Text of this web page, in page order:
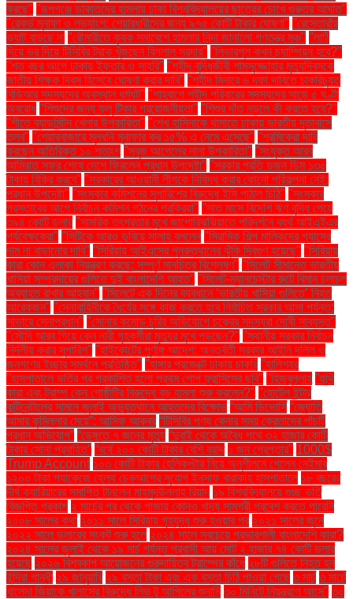
করছে" "রূপগঞ্জে ডাকাতদের হামলায় ঢাকা বিশ্ববিদ্যালয়ের ছাত্রের চোখে গুরুতর আঘাত"
"রেকর্ড মুনাফা ও লভ্যাংশ: শেয়ারধারীদের জন্য ৯৭৫ কোটি টাকার ঘোষণা" "রেস্তোরাঁয়
ভ্যাট বাড়ছে না "রৌমারীতে কৃষক সমাবেশে হামলার নিন্দা জানালো গণতন্ত্র মঞ্চ" "লাঠি
দিয়ে ভর দিয়ে টিসিবির ট্রাক খুঁজছেন বিল্লাল সরদার" "লিভারপুল কখন চ্যাম্পিয়ন হবে?"
"শত বছর আগে ঢাকায় ইফতার ও সাহ্‌রি" "শহীদ বুদ্ধিজীবী শামসুজ্জোহার মৃত্যুদিবসকে
জাতীয় শিক্ষক দিবস হিসেবে ঘোষণা করার দাবি" "শহীদ মিনারে ৬ দফা দাবিতে চাকরিচ্যুত
বিডিআর সদস্যদের অবস্থান ধর্মঘট" "শাহবাগে শহীদ পরিবারের সদস্যদের সাড়ে ৫ ঘণ্টা
অবরোধ "শিশুদের জন্য ফ্লু টিকার প্রয়োজনীয়তা" "শিশুর দাঁত নড়লে কী করতে হবে?"
"শীতে ব্যাডমিন্টন খেলার উপকারিতা" "শেখ হাসিনাকে থামাতে ঢাকায় ভারতীয় দূতাবাসে
তলব" "শেয়ারবাজারে মূলধনি মুনাফার কর ১৫% এ নেমে এসেছে" "শ্রমিকেরা দাবি
করছেন অতিরিক্ত ১০ শতাংশ "সবুজ আপেলের নানা উপকারিতা" "সংযুক্ত আরব
আমিরাত সফর শেষে দেশে ফিরলেন প্রধান উপদেষ্টা" "সরকার প্রতি ডজন ডিম ১৩০
টাকায় বিক্রি করবে" "সরকারের আওয়ামী লীগকে নিষিদ্ধ করার কোনো পরিকল্পনা নেই:
প্রধান উপদেষ্টা" "সংস্কার কমিশনের সুপারিশের বিরুদ্ধে ইসি পাঠাল চিঠি" "সংস্কার
প্রস্তাবের আগে নির্বাচন কমিশন গঠনের প্রক্রিয়া" "সাত মাসে বিদেশি ঋণ বৃদ্ধি পেয়ে
৩৯৪ কোটি ডলার "সামরিক তৎপরতার মুখে জাপোরিঝঝিয়াতে পরিদর্শনে ব্যর্থ আইএইএর
পর্যবেক্ষকেরা" "সিটিকে আরও ডুবিয়ে সালাহ বললেন "সিরামিক শিল্প মালিকদের গ্যাসের
দাম না বাড়ানোর দাবি" "সিরিয়ায় আইএসের পুনরুত্থানের ঝুঁকি দ্বিগুণ হয়েছে" "সিরিয়ায়
কারা কোন এলাকা নিয়ন্ত্রণ করছে: সম্পূর্ণ মানচিত্র বিশ্লেষণ" "সিলেট সীমান্তে ভারতীয়
খাসিয়া সম্প্রদায়ের গুলিতে দুই বাংলাদেশি আহত" "সিলেট-ম্যানচেস্টার রুটে বিমান চলাচল
অব্যাহত রাখার আহ্বান" "সিলেটে এক দিনের ব্যবধানে ‘ভারতীয় খাসিয়া গু‌লিতে’ নিহত
আরেকজন" "সেনাবাহিনীকে ধৈর্যের সঙ্গে কাজ করতে হবে নির্বাচিত সরকার আসা পর্যন্ত:
সাভারে সেনাপ্রধান" "সোনার কমোড চুরির অভিযোগে চক্রের সদস্যরা দোষী সাব্যস্ত"
"সৌদি আরব গিয়ে কেন নারী গৃহকর্মীরা মৃত্যুর মুখে পড়ছেন?" "স্থানীয় সরকার নির্বাচন
নির্দলীয় করার সুপারিশ" "হাইকোর্টের পূর্ণাঙ্গ আদেশ: অন্তর্বর্তী সরকার আইনি দলিল ও
জনগণের ইচ্ছার সমর্থনে প্রতিষ্ঠিত" "হাঙ্গার প্রজেক্টে ঢাকায় চাকরি "হালিশহর
"হাসপাতালে ভর্তির পর প্রকাশিত হলো প্রথম পোপ ফ্রান্সিসের ছবি" "হিজবুল্লাহ "হুথি
কারা এবং ট্রাম্প কেন গোষ্ঠীটির বিরুদ্ধে বড় হামলা শুরু করলেন?" "হোটেল ইন্টার
কন্টিনেন্টালের সামনে জুলাই অভ্যুত্থানে আহতদের বিক্ষোভ “আমি ডিভোর্সি “জ্যোতি
আমার কুমিল্লার মেয়ে”: আসিফ আকবর “টিসিবির পণ্য কেনার সময় ক্রেতাদের পাঁচটি
প্রধান অভিযোগ” “ডেঙ্গুতে ৭ জনের মৃত্যু “দুবাই থেকে অবৈধ পথে ৩২ হাজার কোটি
টাকার সোনা প্রবাহিত” “বর্ষে ২০০ কোটি টাকার বেশি বরাদ্দ ১ জন গ্রেপ্তার" 1000$
Trump Account ১০৩ কোটি টাকার হেলিকপ্টার নিয়ে অনুশীলনে গেলেন নেইমার
১২০০ টাকা প্যাকেজে হেলথ চেকআপের সুযোগ ইনসাফ বারাকাহ হাসপাতালে ১৮ বছরের
দীর্ঘ ক্যারিয়ারের সমাপ্তি টানলেন মাহমুদউল্লাহ রিয়াদ ১৯ বিশ্ববিদ্যালয়ে গুচ্ছ ভর্তি
বিজ্ঞপ্তি প্রকাশ ২ মার্চের পর থেকে গাজায় কোনও খাদ্য সামগ্রী প্রবেশ করতে পারেনি
২০০৮ সালের কথা ২০১১ সালে সিরিয়ায় গৃহযুদ্ধ শুরু হওয়ার পর ২০২১ সালের জুনে
২০২২ সালে ডলারের সংকট শুরু হলে ২০২৪ সালে সবচেয়ে প্রভাবশালী বাংলাদেশি কারা?
২০২৪ সালের জুলাই থেকে ১৯ মার্চ পর্যন্ত প্রবাসী আয় মোট ২ হাজার ৭৪ কোটি ডলার
হয়েছে ২০২৬ বিশ্বকাপ আয়োজনের গুরুদায়িত্ব ট্রাম্পের কাঁধে ২৮টি গুলিতে নিহত হন
ইন্দিরা গান্ধী ২৯ জানুয়ারি ২৯ বস্তা টাকা এবং এক বস্তা চিঠি পাওয়া গেছে ৩ মার্চ ৩ মার্চে
খালেদা জিয়াকে খালাসের বিরুদ্ধে লিভ টু আপিলের শুনানি ৩০ মিনিটে নিয়ন্ত্রণে আসে" ৩০